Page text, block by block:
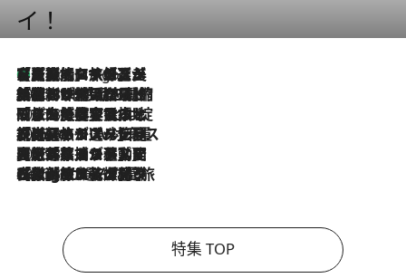
イ！
3 Hours Ago
【厳選旅コスメ】「多機能アイテムがメイン！」旅好き美容エディターが選んだ夏旅ベストコスメを発表【Mサイズジップ】
2026.8.6
「荷物が増えるほど旅ストレスは増す」美容ジャーナリストがたどり着いた最終結論。“化粧品を劇的に減らす”感動の凝縮美容とは
2026.8.6
「旅先には金髪ウィッグを持参」日本と同じメイクでは損してる!? 美容ジャーナリストが提案する“掟破りの旅美容”とは
2026.8.6
【厳選旅コスメ】「身軽さ＆UV対策重視！」ヘアアーティストshucoが選んだ夏旅ベストコスメを発表【Mサイズジップ】
2026.8.5
【厳選旅コスメ】国内をあちこち移動する河井菜摘が選んだ夏旅ベストコスメ発表！「リラックスアイテムはマスト」【Mサイズジップ】
2026.8.4
【厳選旅コスメ】「紫外線＆乾燥対策しながらメイク感も！」ヘア＆メイクGeorgeが選んだ夏旅ベストコスメを発表！【Mサイズジップ】
特集 TOP